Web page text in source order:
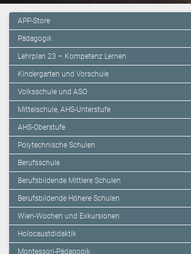
APP-Store
Pädagogik
Lehrplan 23 – Kompetenz Lernen
Kindergarten und Vorschule
Volksschule und ASO
Mittelschule, AHS-Unterstufe
AHS-Oberstufe
Polytechnische Schulen
Berufsschule
Berufsbildende Mittlere Schulen
Berufsbildende Höhere Schulen
Wien-Wochen und Exkursionen
Holocaustdidaktik
Montessori-Pädagogik